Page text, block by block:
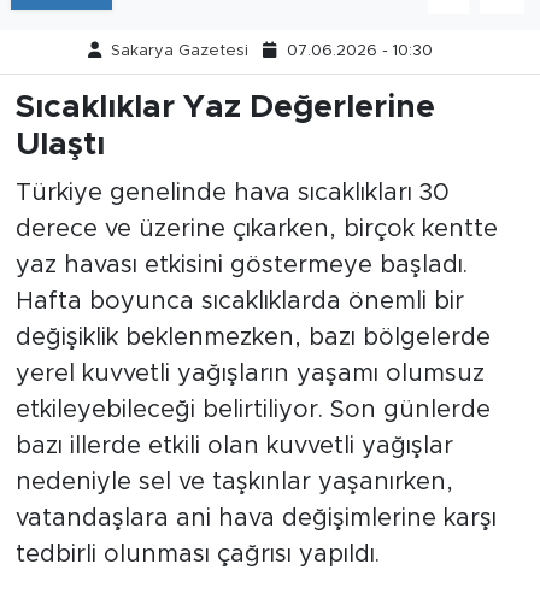
Sakarya Gazetesi 07.06.2026 - 10:30
Sıcaklıklar Yaz Değerlerine
Ulaştı
Türkiye genelinde hava sıcaklıkları 30
derece ve üzerine çıkarken, birçok kentte
yaz havası etkisini göstermeye başladı.
Hafta boyunca sıcaklıklarda önemli bir
değişiklik beklenmezken, bazı bölgelerde
yerel kuvvetli yağışların yaşamı olumsuz
etkileyebileceği belirtiliyor. Son günlerde
bazı illerde etkili olan kuvvetli yağışlar
nedeniyle sel ve taşkınlar yaşanırken,
vatandaşlara ani hava değişimlerine karşı
tedbirli olunması çağrısı yapıldı.
Teknoloji
Politika